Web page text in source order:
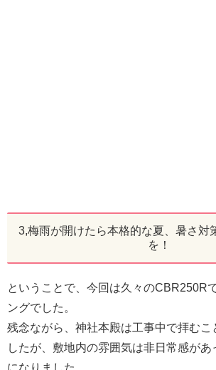
3,梅雨が開けたら本格的な夏、暑さ対
を！
ということで、今回は久々のCBR250R
ングでした。
残念ながら、神社本殿は工事中で拝むこ
したが、敷地内の雰囲気は非日常感があ
になりました。